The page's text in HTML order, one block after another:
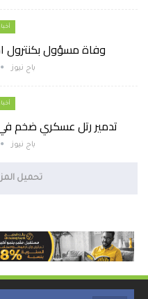
وفاة مسؤول بكنترول
باج نيوز
تدمير رتل عسكري ضخم
باج نيوز
تحميل